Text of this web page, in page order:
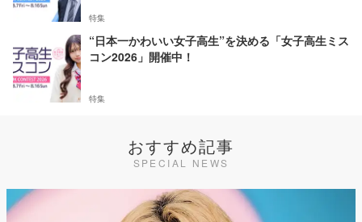
特集
“日本一かわいい女子高生”を決める「女子高生ミス
コン2026」開催中！
特集
おすすめ記事
SPECIAL NEWS